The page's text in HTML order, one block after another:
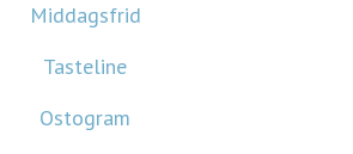
Middagsfrid
Tasteline
Ostogram